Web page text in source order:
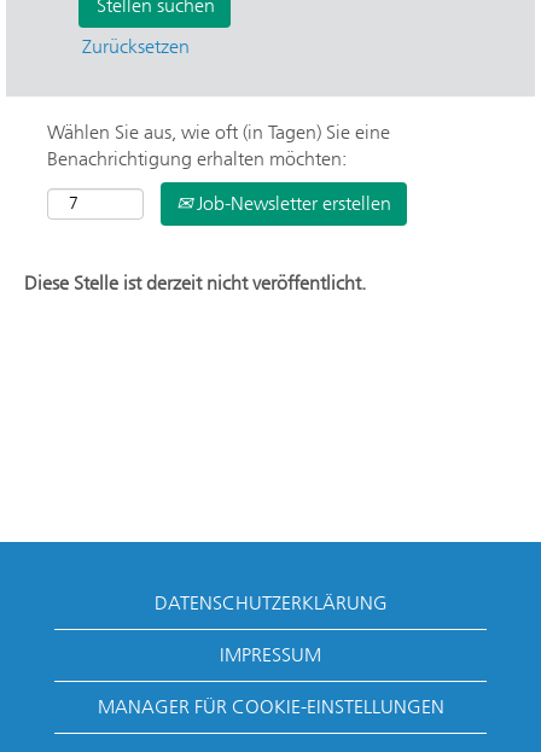
Zurücksetzen
Wählen Sie aus, wie oft (in Tagen) Sie eine
Benachrichtigung erhalten möchten:
Job-Newsletter erstellen
Diese Stelle ist derzeit nicht veröffentlicht.
DATENSCHUTZERKLÄRUNG
IMPRESSUM
MANAGER FÜR COOKIE-EINSTELLUNGEN